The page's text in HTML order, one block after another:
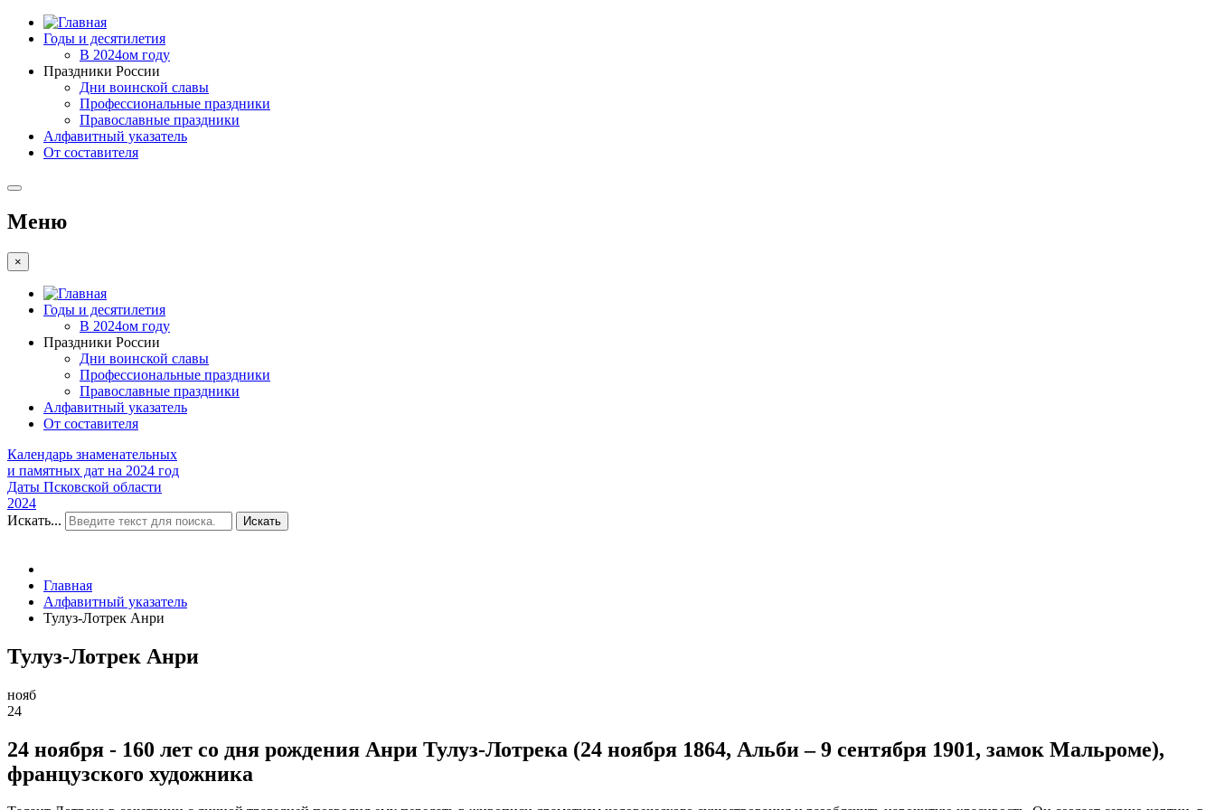
Годы и десятилетия
В 2024ом году
Праздники России
Дни воинской славы
Профессиональные праздники
Православные праздники
Алфавитный указатель
От составителя
Меню
×
Годы и десятилетия
В 2024ом году
Праздники России
Дни воинской славы
Профессиональные праздники
Православные праздники
Алфавитный указатель
От составителя
Календарь знаменательных
и памятных дат на 2024 год
Даты Псковской области
2024
Искать...
Искать
Главная
Алфавитный указатель
Тулуз-Лотрек Анри
Тулуз-Лотрек Анри
нояб
24
24 ноября - 160 лет со дня рождения Анри Тулуз-Лотрека (24 ноября 1864, Альби – 9 сентября 1901, замок Мальроме),
французского художника